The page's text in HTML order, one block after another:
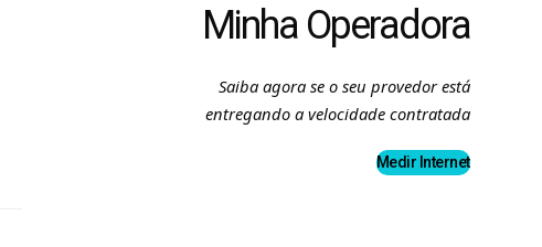
Minha Operadora
Saiba agora se o seu provedor está
entregando a velocidade contratada
Medir Internet